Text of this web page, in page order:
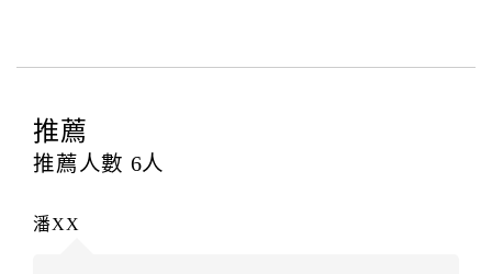
四、訂單異動
提出申辦不得異動訂單。
每筆訂單異動限定
辦理取消退款。
房者應補足差額。（限原訂飯店）
推薦
推薦人數 6人
潘XX